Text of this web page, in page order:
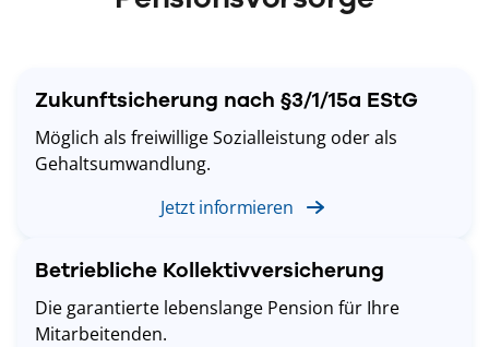
Jetzt informieren
Zukunftsicherung nach §3/1/15a EStG
Möglich als freiwillige Sozialleistung oder als
Gehaltsumwandlung.
Betriebliche Kollektivversicherung
Die garantierte lebenslange Pension für Ihre
Mitarbeitenden.